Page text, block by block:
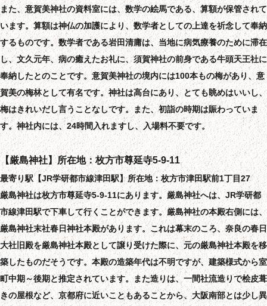
また、意賀美神社の資料室には、数学の絵馬である、算額が保管されて
います。算額は神仏の加護により、数学者としての上達を祈念して奉納
するものです。数学者である岩田清庸は、当地に病気療養のために滞在
し、文久元年、病の癒えたお礼に、須賀神社の前身である牛頭天王社に
奉納したとのことです。意賀美神社の境内には100本もの梅があり、意
賀美の梅林として有名です。神社は高台にあり、とても眺めはいいし、
梅はきれいだし言うことなしです。また、初詣の時期は賑わっていま
す。神社内には、24時間入れますし、入場料不要です。
【厳島神社】所在地：枚方市尊延寺5-9-11
最寄り駅【JR学研都市線津田駅】所在地：枚方市津田駅前1丁目27
厳島神社は枚方市尊延寺5-9-11にあります。厳島神社へは、JR学研都
市線津田駅で下車して行くことができます。厳島神社の本殿右側には、
厳島神社末社春日神社本殿があります。これは幕末のころ、奈良の春日
大社旧殿を厳島神社本殿として譲り受けた際に、元の厳島神社本殿を移
築したものだそうです。本殿の造築年代は不明ですが、建築様式から室
町中期～後期と推定されています。また造りは、一間社流造りで桧皮葺
きの屋根など、京都府に近いこともあることから、大阪南部とは少し異